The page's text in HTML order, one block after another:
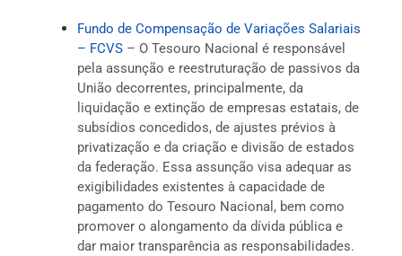
Fundo de Compensação de Variações Salariais
– FCVS – O Tesouro Nacional é responsável
pela assunção e reestruturação de passivos da
União decorrentes, principalmente, da
liquidação e extinção de empresas estatais, de
subsídios concedidos, de ajustes prévios à
privatização e da criação e divisão de estados
da federação. Essa assunção visa adequar as
exigibilidades existentes à capacidade de
pagamento do Tesouro Nacional, bem como
promover o alongamento da dívida pública e
dar maior transparência as responsabilidades.